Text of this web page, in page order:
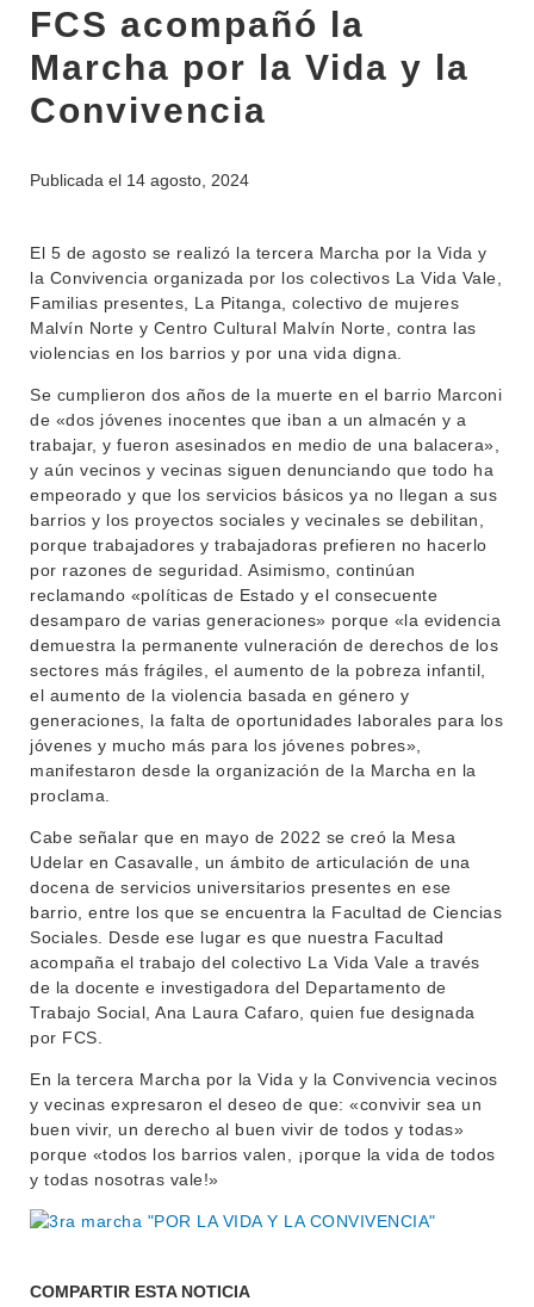
INSTITUCIONAL
DEPARTAMENTOS
ENSEÑANZA
INVESTIGACIÓN
EXTENSIÓN
NOTICIAS
CONTACTO
BEDELÍA
OFERTA DE GRADO
POSGRADOS
EDUCACIÓN PERMANENTE
MOVILIDAD ACADÉMICA
BIBLIOTECA
FCS acompañó la
Marcha por la Vida y la
Convivencia
Publicada el 14 agosto, 2024
El 5 de agosto se realizó la tercera Marcha por la Vida y
la Convivencia organizada por los colectivos La Vida Vale,
Familias presentes, La Pitanga, colectivo de mujeres
Malvín Norte y Centro Cultural Malvín Norte, contra las
violencias en los barrios y por una vida digna.
Se cumplieron dos años de la muerte en el barrio Marconi
de «dos jóvenes inocentes que iban a un almacén y a
trabajar, y fueron asesinados en medio de una balacera»,
y aún vecinos y vecinas siguen denunciando que todo ha
empeorado y que los servicios básicos ya no llegan a sus
barrios y los proyectos sociales y vecinales se debilitan,
porque trabajadores y trabajadoras prefieren no hacerlo
por razones de seguridad. Asimismo, continúan
reclamando «políticas de Estado y el consecuente
desamparo de varias generaciones» porque «la evidencia
demuestra la permanente vulneración de derechos de los
sectores más frágiles, el aumento de la pobreza infantil,
el aumento de la violencia basada en género y
generaciones, la falta de oportunidades laborales para los
jóvenes y mucho más para los jóvenes pobres»,
manifestaron desde la organización de la Marcha en la
proclama.
Cabe señalar que en mayo de 2022 se creó la Mesa
Udelar en Casavalle, un ámbito de articulación de una
docena de servicios universitarios presentes en ese
barrio, entre los que se encuentra la Facultad de Ciencias
Sociales. Desde ese lugar es que nuestra Facultad
acompaña el trabajo del colectivo La Vida Vale a través
de la docente e investigadora del Departamento de
Trabajo Social, Ana Laura Cafaro, quien fue designada
por FCS.
En la tercera Marcha por la Vida y la Convivencia vecinos
y vecinas expresaron el deseo de que: «convivir sea un
buen vivir, un derecho al buen vivir de todos y todas»
porque «todos los barrios valen, ¡porque la vida de todos
y todas nosotras vale!»
COMPARTIR ESTA NOTICIA